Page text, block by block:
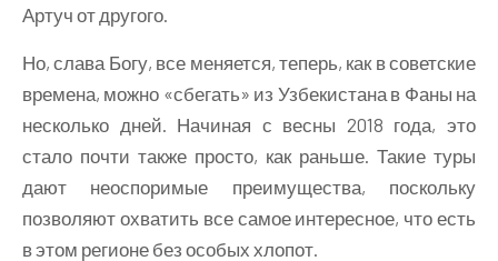
Артуч от другого.
Но, слава Богу, все меняется, теперь, как в советские
времена, можно «сбегать» из Узбекистана в Фаны на
несколько дней. Начиная с весны 2018 года, это
стало почти также просто, как раньше. Такие туры
дают неоспоримые преимущества, поскольку
позволяют охватить все самое интересное, что есть
в этом регионе без особых хлопот.